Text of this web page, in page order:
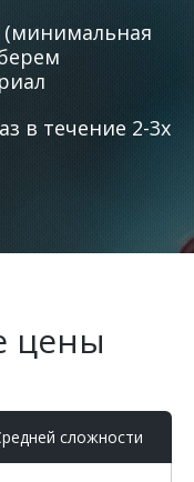
(минимальная
в течение 2-3х
цены
сложности